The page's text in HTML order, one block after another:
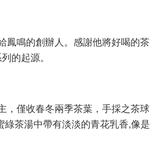
鳳鳴的創辦人。感謝他將好喝的
的起源。
，僅收春冬兩季茶葉，手採之茶
茶湯中帶有淡淡的青花乳香,像